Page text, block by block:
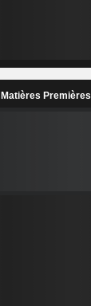
Matières Premières